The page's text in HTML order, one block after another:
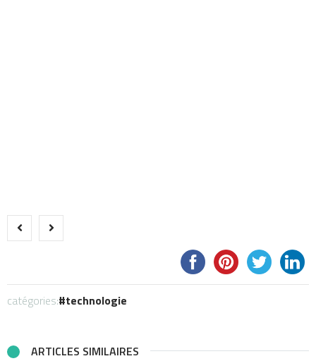
catégories: technologie
ARTICLES SIMILAIRES